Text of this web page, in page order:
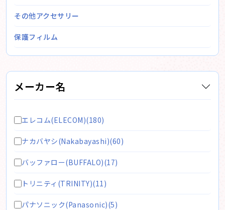
その他アクセサリー
保護フィルム
メーカー名
エレコム(ELECOM)(180)
ナカバヤシ(Nakabayashi)(60)
バッファロー(BUFFALO)(17)
トリニティ(TRINITY)(11)
パナソニック(Panasonic)(5)